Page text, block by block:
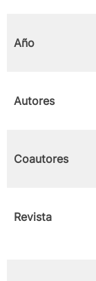
Año
Autores
Coautores
Revista